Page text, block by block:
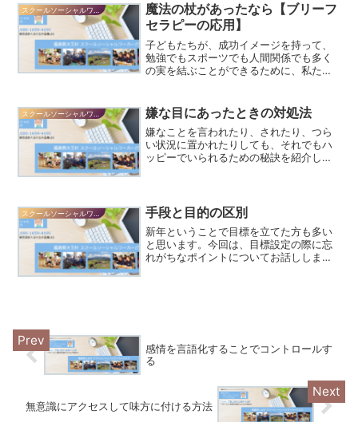
スクールソーシャルワーカーだより
魔法の杖があったなら【ブリーフ
セラピーの応用】
子どもたちが、成功イメージを持って、
勉強でもスポーツでも人間関係でも多く
の実を結ぶことができるために、私たち
嫌な目にあったときの対処法
嫌なことを言われたり、されたり、つら
い状況に置かれたりしても、それでもハ
ッピーでいられるための秘訣を紹介しま
手段と目的の区別
新年ということで目標を立てた方も多い
と思います。今回は、目標設定の際に忘
れがちなポイントについてお話ししま
感情を言語化することでコントロールす
る
無意識にアクセスして味方に付ける方法